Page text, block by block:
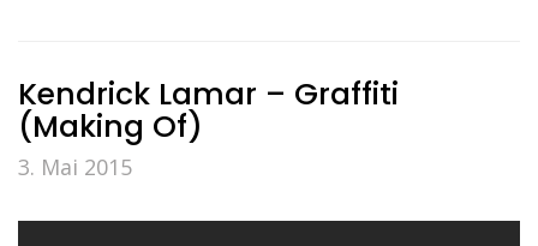
Kendrick Lamar – Graffiti
(Making Of)
3. Mai 2015